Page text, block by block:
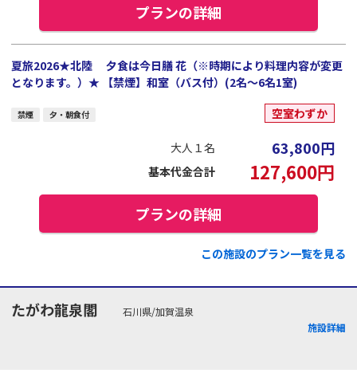
プランの詳細
夏旅2026★北陸 夕食は今日膳 花（※時期により料理内容が変更
となります。）★ 【禁煙】和室（バス付）(2名～6名1室)
禁煙 夕・朝食付 空室わずか
大人１名 63,800円
基本代金合計 127,600円
プランの詳細
この施設のプラン一覧を見る
たがわ龍泉閣
石川県/加賀温泉
施設詳細